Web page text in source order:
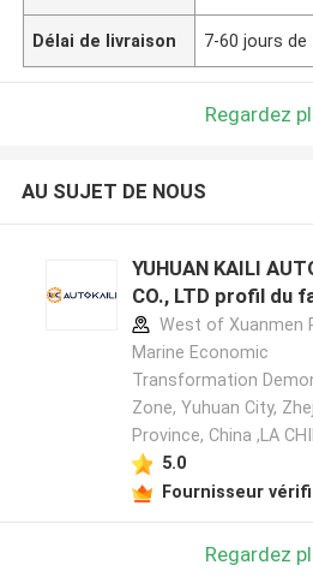
Délai de livraison 7-60 jours de
Regardez
AU SUJET DE NOUS
YUHUAN KAILI
CO., LTD profil du
West of Xuanmen
Marine Economic
Transformation
Zone, Yuhuan City,
Province, China ,LA
5.0
Fournisseur
Regardez